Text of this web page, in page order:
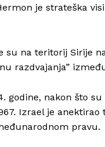
je strateška
su na teritorij Sirije
razdvajanja”
godine, nakon što
Izrael je
pravu.